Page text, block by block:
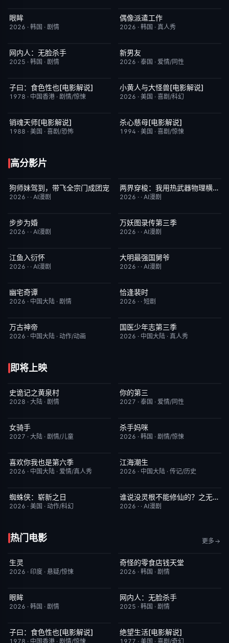
HD中字
眼眸
2026 · 韩国 · 剧情
已完结
偶像派遣工作
2026 · 韩国 · 真人秀
今日更新
网内人：无脸杀手
2025 · 韩国 · 剧情
更新至第01集
新男友
2026 · 泰国 · 爱情/同性
已完结
子曰：食色性也[电影解说]
1978 · 中国香港 · 剧情/惊悚
已完结
小黄人与大怪兽[电影解说]
2026 · 美国 · 喜剧/科幻
已完结
销魂天师[电影解说]
1988 · 美国 · 喜剧/恐怖
已完结
杀心慈母[电影解说]
1994 · 美国 · 喜剧/惊悚
高分影片
完结 10.0
狗师妹驾到，带飞全宗门成团宠
2026 · · AI漫剧
完结 10.0两界穿梭：我用热武器物理横推修真界
2026 · · AI漫剧
完结
步步为婚
2026 · · AI漫剧
完结
万妖图录传第三季
2026 · · AI漫剧
完结
江鱼入衍怀
2026 · · AI漫剧
完结
大明最强国舅爷
2026 · · AI漫剧
更新至第14集
幽宅奇谭
2026 · 中国大陆 · 剧情
完结
恰逢裴时
2026 · · 短剧
更新至第7集
万古神帝
2026 · 中国大陆 · 动作/动画
本周更新
国医少年志第三季
2026 · 中国大陆 · 真人秀
即将上映
6月23日更新
史诡记之黄泉村
2028 · 大陆 · 剧情
更新至第02集
你的第三
2027 · 泰国 · 爱情/同性
7月15日更新
女骑手
2027 · 大陆 · 剧情/儿童
更新至第02集
杀手妈咪
2026 · 韩国 · 剧情/惊悚
今日更新
喜欢你我也是第六季
2026 · 中国大陆 · 爱情/真人秀
更新至第22集
江海潮生
2026 · 中国大陆 · 传记/历史
TC中字
蜘蛛侠：崭新之日
2026 · 美国 · 动作/科幻
完结 5.0谁说没灵根不能修仙的？之无灵证道第五季
2026 · · AI漫剧
热门电影 更多
今日更新
生灵
2026 · 印度 · 悬疑/惊悚
HD中字
奇怪的零食店钱天堂
2026 · 韩国 · 剧情
HD中字
眼眸
2026 · 韩国 · 剧情
今日更新
网内人：无脸杀手
2025 · 韩国 · 剧情
已完结
子曰：食色性也[电影解说]
1978 · 中国香港 · 剧情/惊悚
已完结
绝望生活[电影解说]
1977 · 美国 · 喜剧/奇幻